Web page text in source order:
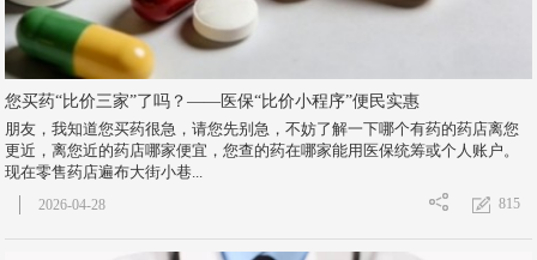
您买药“比价三家”了吗？——医保“比价小程序”便民实惠
朋友，我知道您买药很急，请您先别急，不妨了解一下哪个有药的药店离您
更近，离您近的药店哪家便宜，您查的药在哪家能用医保统筹或个人账户。
现在零售药店遍布大街小巷...
815
2026-04-28